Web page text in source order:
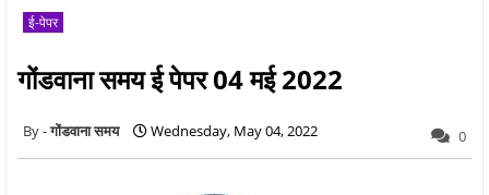
ई-पेपर
गोंडवाना समय ई पेपर 04 मई 2022
गोंडवाना समय Wednesday, May 04, 2022 0